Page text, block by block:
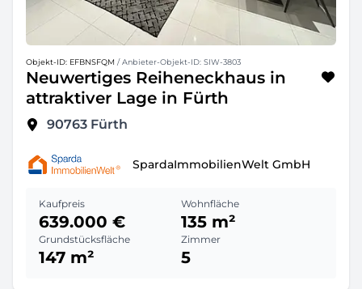
Objekt-ID: EFBNSFQM / Anbieter-Objekt-ID: SIW-3803
Neuwertiges Reiheneckhaus in
attraktiver Lage in Fürth
90763 Fürth
SpardaImmobilienWelt GmbH
Kaufpreis
639.000 €
Wohnfläche
135 m²
Grundstücksfläche
147 m²
Zimmer
5